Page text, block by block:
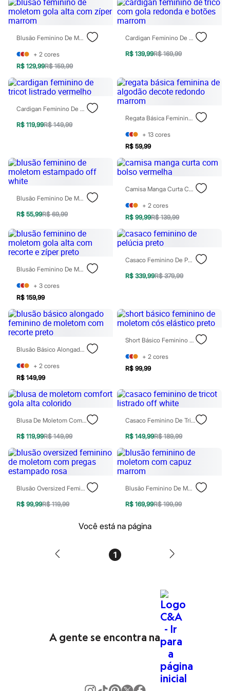
Todos os produtos
Infantil
Em alta
Arrumadinho para os meninos
Romântico para as meninas
Inverno
Novidades
Roupas menina
0 a 24 meses
1 a 5 anos
4 a 12 anos
10 a 16 anos
0 a 24 meses
Acessórios
Recém-nascido
Bolsas e Mochilas
Calçados
Botas
Chinelos
Pantufas
Rasteirinhas
Sandálias
Tênis
Diversão
Marcas
Baby Club
Fifteen
Miss Fifteen
Palomino
Moda íntima
Calcinhas
Cuecas
Meias
Moda praia
Biquínis e Maiôs
Sungas
Personagens
Disney
Hello Kitty
Homem Aranha
Minecraft
Naruto
Patrulha Canina
Sonic
Stitch
Kits
Escovas e Pentes
Blusão Feminino De Moletom Gola Alta Com Zíper Marrom
+ 2 cores
R$ 129,99R$ 159,99
Cardigan Feminino De Tricô Com Gola Redonda E Botões Marrom
R$ 139,99R$ 169,99
Cardigan Feminino De Tricot Listrado Vermelho
R$ 119,99R$ 149,99
Regata Básica Feminina De Algodão Decote Redondo Marrom
+ 13 cores
R$ 59,99
Blusão Feminino De Moletom Estampado Off White
R$ 55,99R$ 69,99
Camisa Manga Curta Com Bolso Vermelha
+ 2 cores
R$ 99,99R$ 139,99
Blusão Feminino De Moletom Gola Alta Com Recorte E Zíper Preto
+ 3 cores
R$ 159,99
Casaco Feminino De Pelúcia Preto
R$ 339,99R$ 379,99
Blusão Básico Alongado Feminino De Moletom Com Recorte Preto
+ 2 cores
R$ 149,99
Short Básico Feminino De Moletom Cós Elástico Preto
+ 2 cores
R$ 99,99
Blusa De Moletom Comfort Gola Alta Colorido
R$ 119,99R$ 149,99
Casaco Feminino De Tricot Listrado Off White
R$ 149,99R$ 189,99
Blusão Oversized Feminino De Moletom Com Pregas Estampado Rosa
R$ 99,99R$ 119,99
Blusão Feminino De Moletom Com Capuz Marrom
R$ 169,99R$ 199,99
Você está na página
1
A gente se encontra na